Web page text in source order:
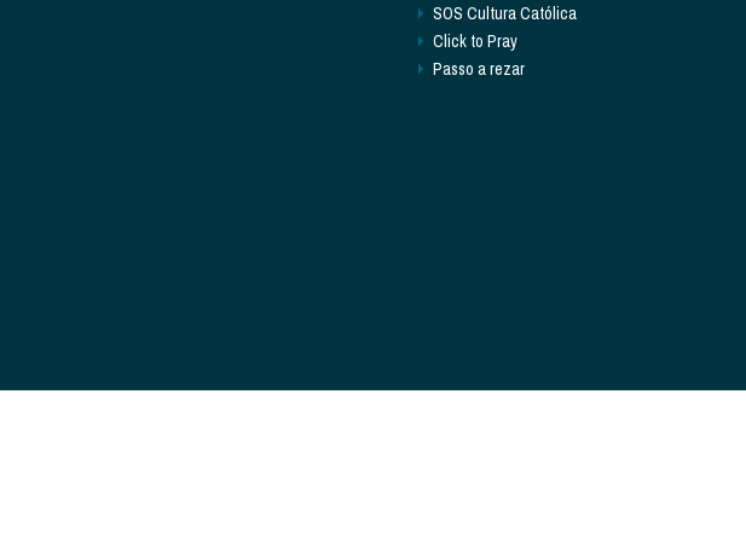
SOS Cultura Católica
Click to Pray
Passo a rezar